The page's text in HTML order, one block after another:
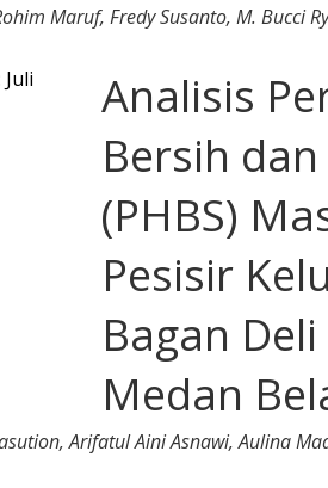
Maruf, Fredy Susanto, M. Bucci
Analisis
Bersih
(PHBS)
Pesisir
Bagan
Medan
Arifatul Aini Asnawi, Aulina